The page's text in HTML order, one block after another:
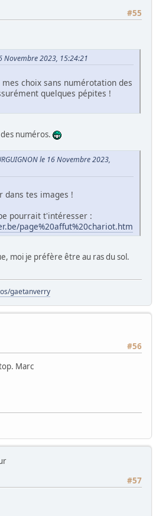
#55
Novembre 2023, 15:24:21
choix sans numérotation des
quelques pépites !
numéros.
le 16 Novembre 2023,
dans tes images !
pourrait t'intéresser :
page%20affut%20chariot.htm
moi je préfère être au ras du sol.
gaetanverry
#56
Marc
#57